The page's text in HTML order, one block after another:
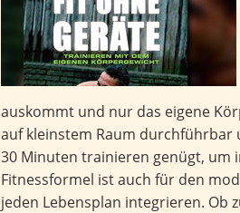
auskommt und nur das eigene
auf kleinstem Raum
30 Minuten trainieren genügt, um
Fitnessformel ist auch für den
jeden Lebensplan integrieren. Ob